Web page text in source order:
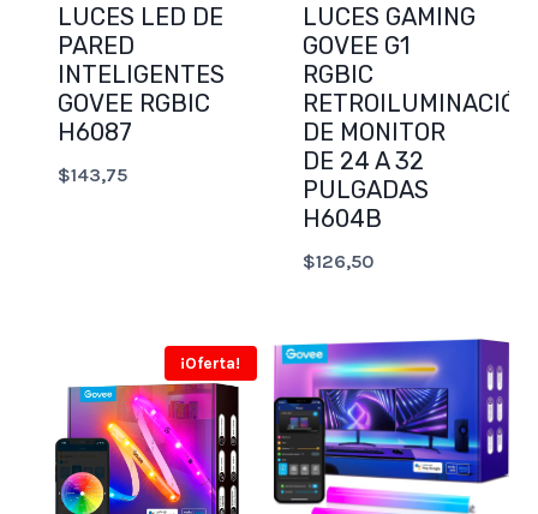
LUCES LED DE
PARED
INTELIGENTES
GOVEE RGBIC
H6087
$143,75
LUCES GAMING
GOVEE G1
RGBIC
RETROILUMINACIÓN
DE MONITOR
DE 24 A 32
PULGADAS
H604B
$126,50
¡Oferta!